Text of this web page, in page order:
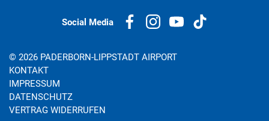
Social Media
© 2026 PADERBORN-LIPPSTADT AIRPORT
KONTAKT
IMPRESSUM
DATENSCHUTZ
VERTRAG WIDERRUFEN